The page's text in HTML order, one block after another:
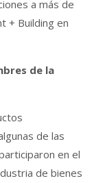
a más de
+ Building en
de la
de las
en el
de bienes